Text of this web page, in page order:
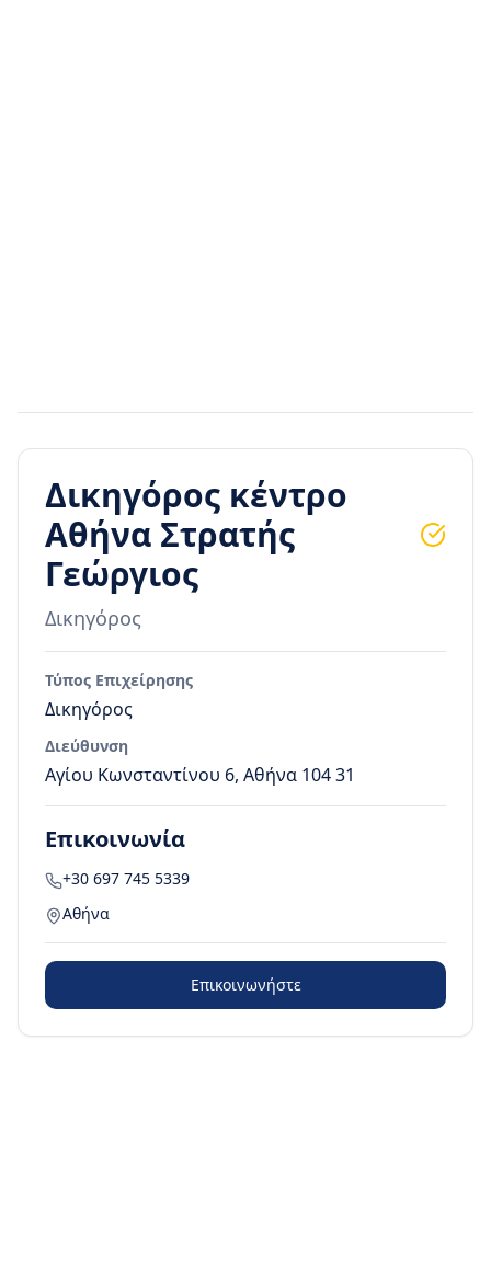
Δικηγόρος κέντρο
Αθήνα Στρατής
Γεώργιος
Δικηγόρος
Τύπος Επιχείρησης
Δικηγόρος
Διεύθυνση
Αγίου Κωνσταντίνου 6, Αθήνα 104 31
Επικοινωνία
+30 697 745 5339
Αθήνα
Επικοινωνήστε